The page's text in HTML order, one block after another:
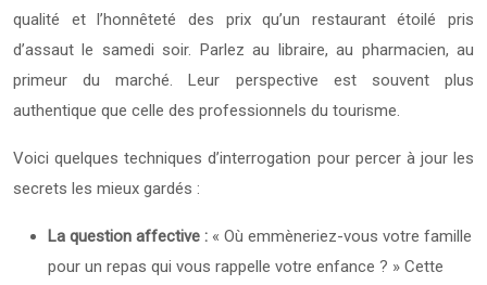
qualité et l’honnêteté des prix qu’un restaurant étoilé pris
d’assaut le samedi soir. Parlez au libraire, au pharmacien, au
primeur du marché. Leur perspective est souvent plus
authentique que celle des professionnels du tourisme.
Voici quelques techniques d’interrogation pour percer à jour les
secrets les mieux gardés :
La question affective : « Où emmèneriez-vous votre famille
pour un repas qui vous rappelle votre enfance ? » Cette